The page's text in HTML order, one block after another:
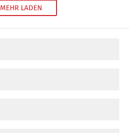
MEHR LADEN